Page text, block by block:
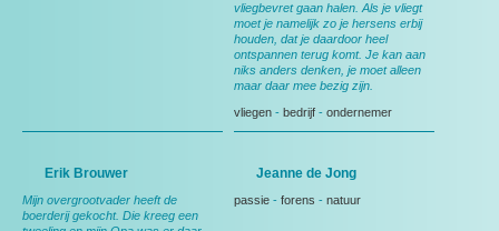
vliegbevret gaan halen. Als je vliegt
moet je namelijk zo je hersens erbij
houden, dat je daardoor heel
ontspannen terug komt. Je kan aan
niks anders denken, je moet alleen
maar daar mee bezig zijn.
vliegen - bedrijf - ondernemer
Erik Brouwer
Mijn overgrootvader heeft de
boerderij gekocht. Die kreeg een
Jeanne de Jong
passie - forens - natuur